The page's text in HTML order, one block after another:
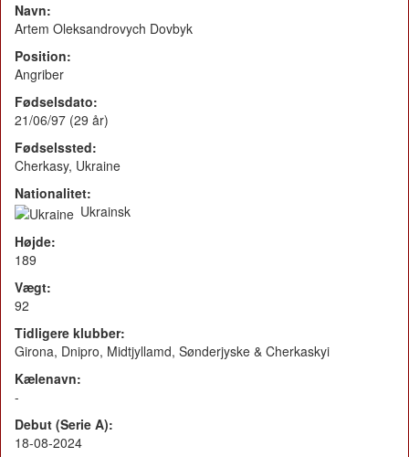
Navn:
Artem Oleksandrovych Dovbyk
Position:
Angriber
Fødselsdato:
21/06/97 (29 år)
Fødselssted:
Cherkasy, Ukraine
Nationalitet:
Ukrainsk
Højde:
189
Vægt:
92
Tidligere klubber:
Girona, Dnipro, Midtjyllamd, Sønderjyske & Cherkaskyi
Kælenavn:
-
Debut (Serie A):
18-08-2024